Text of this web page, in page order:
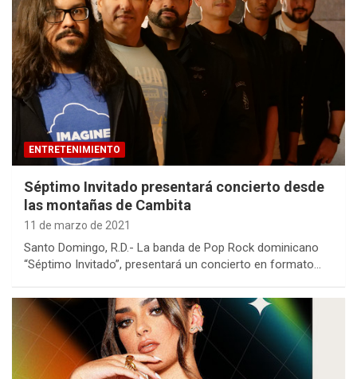
ENTRETENIMIENTO
Séptimo Invitado presentará concierto desde
las montañas de Cambita
11 de marzo de 2021
Santo Domingo, R.D.- La banda de Pop Rock dominicano
“Séptimo Invitado”, presentará un concierto en formato…